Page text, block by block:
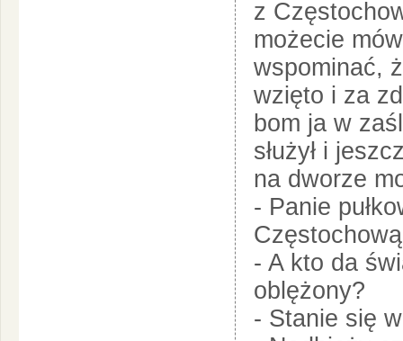
z
możecie
wspominać,
wzięto i za
bom ja w
służył i
na dworze
- Panie
- A kto da
oblężony?
- Stanie się